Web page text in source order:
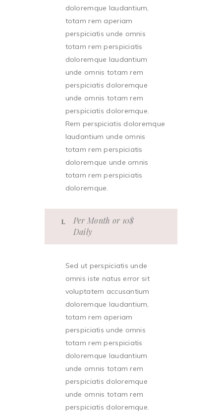
doloremque laudantium,
totam rem aperiam
perspiciatis unde omnis
totam rem perspiciatis
doloremque laudantium
unde omnis totam rem
perspiciatis doloremque
unde omnis totam rem
perspiciatis doloremque.
Rem perspiciatis doloremque
laudantium unde omnis
totam rem perspiciatis
doloremque unde omnis
totam rem perspiciatis
doloremque.
Per Month or 10$
Daily
Sed ut perspiciatis unde
omnis iste natus error sit
voluptatem accusantium
doloremque laudantium,
totam rem aperiam
perspiciatis unde omnis
totam rem perspiciatis
doloremque laudantium
unde omnis totam rem
perspiciatis doloremque
unde omnis totam rem
perspiciatis doloremque.